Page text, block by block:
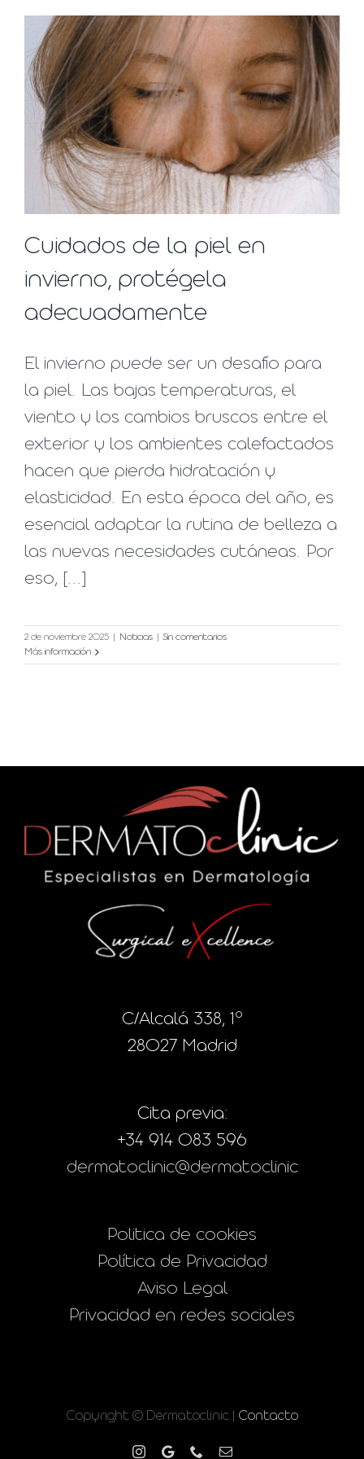
Cuidados de la piel en
invierno, protégela
adecuadamente
El invierno puede ser un desafío para
la piel. Las bajas temperaturas, el
viento y los cambios bruscos entre el
exterior y los ambientes calefactados
hacen que pierda hidratación y
elasticidad. En esta época del año, es
esencial adaptar la rutina de belleza a
las nuevas necesidades cutáneas. Por
eso, [...]
2 de noviembre 2025 Noticias
Sin comentarios
Más información
C/Alcalá 338, 1º
28027 Madrid
Cita previa:
+34 914 083 596
dermatoclinic@dermatoclinic
Politica de cookies
Política de Privacidad
Aviso Legal
Privacidad en redes sociales
Copyright © Dermatoclinic | Contacto
Instagram
Google PhoneCorreo